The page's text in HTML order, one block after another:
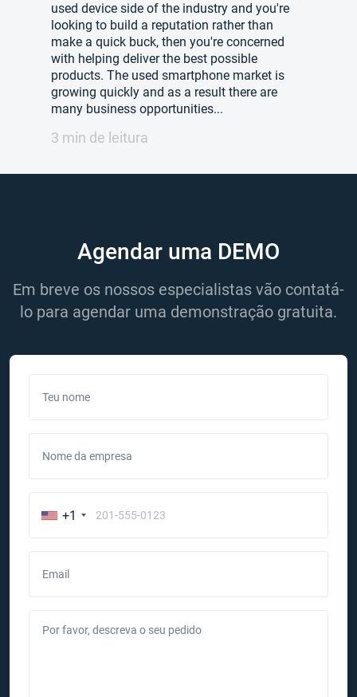
used device side of the industry and you're
looking to build a reputation rather than
make a quick buck, then you're concerned
with helping deliver the best possible
products. The used smartphone market is
growing quickly and as a result there are
many business opportunities...
3 min de leitura
Agendar uma DEMO
Em breve os nossos especialistas vão contatá-
lo para agendar uma demonstração gratuita.
Teu nome
Nome da empresa
+1
Email
Por favor, descreva o seu pedido